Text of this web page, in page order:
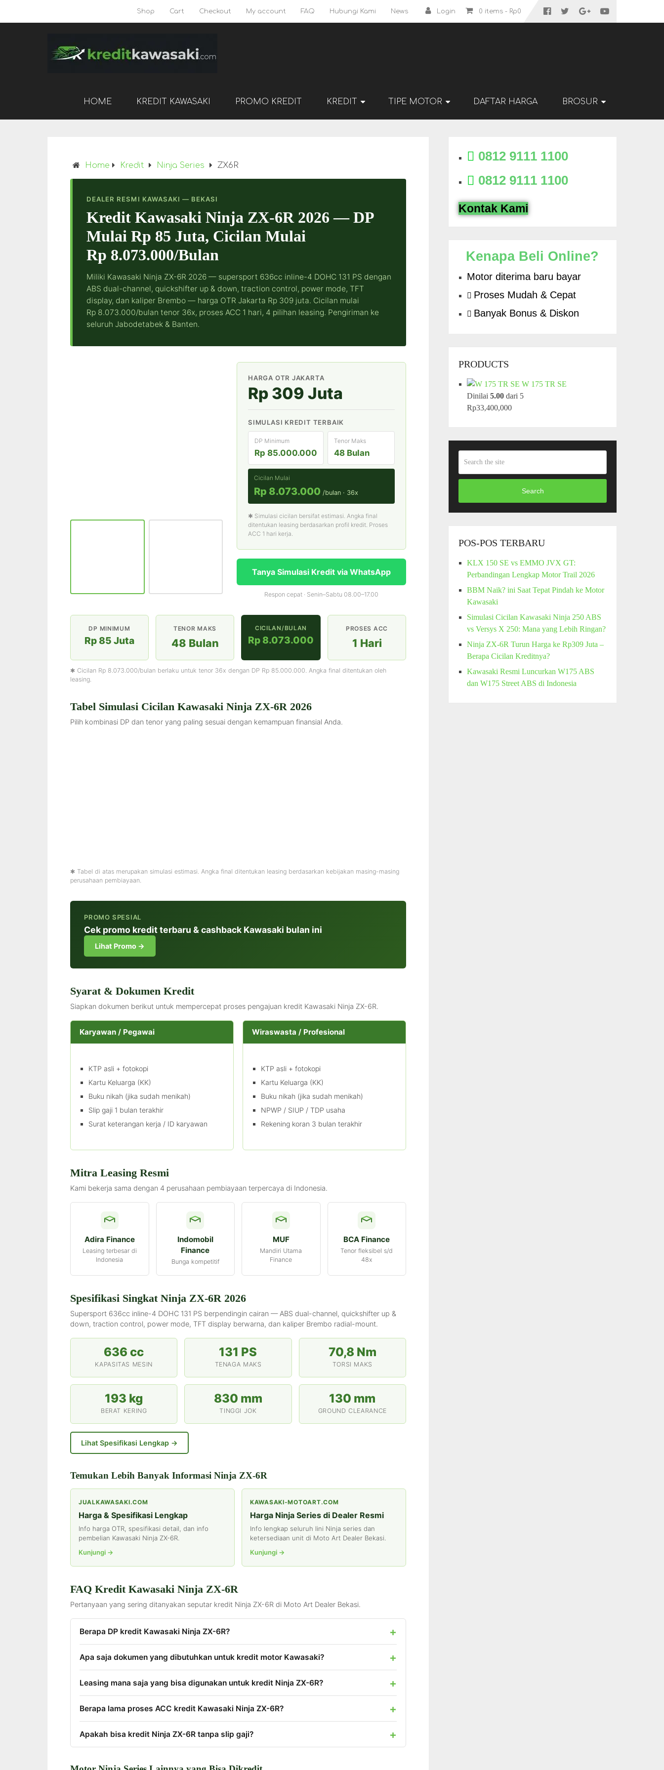
Shop Cart Checkout My account FAQ Hubungi Kami News Login 0 items - Rp0
HOME KREDIT KAWASAKI PROMO KREDIT KREDIT TIPE MOTOR DAFTAR HARGA BROSUR
Home Kredit Ninja Series ZX6R
DEALER RESMI KAWASAKI — BEKASI
Kredit Kawasaki Ninja ZX-6R 2026 — DP
Mulai Rp 85 Juta, Cicilan Mulai
Rp 8.073.000/Bulan
Miliki Kawasaki Ninja ZX-6R 2026 — supersport 636cc inline-4 DOHC 131 PS dengan
ABS dual-channel, quickshifter up & down, traction control, power mode, TFT
display, dan kaliper Brembo — harga OTR Jakarta Rp 309 juta. Cicilan mulai
Rp 8.073.000/bulan tenor 36x, proses ACC 1 hari, 4 pilihan leasing. Pengiriman ke
seluruh Jabodetabek & Banten.
HARGA OTR JAKARTA
Rp 309 Juta
SIMULASI KREDIT TERBAIK
DP Minimum
Rp 85.000.000
Tenor Maks
48 Bulan
Cicilan Mulai
Rp 8.073.000 /bulan · 36x
✱ Simulasi cicilan bersifat estimasi. Angka final
ditentukan leasing berdasarkan profil kredit. Proses
ACC 1 hari kerja.
Tanya Simulasi Kredit via WhatsApp
Respon cepat · Senin–Sabtu 08.00–17.00
DP MINIMUM
Rp 85 Juta
TENOR MAKS
48 Bulan
CICILAN/BULAN
Rp 8.073.000
PROSES ACC
1 Hari
✱ Cicilan Rp 8.073.000/bulan berlaku untuk tenor 36x dengan DP Rp 85.000.000. Angka final ditentukan oleh
leasing.
Tabel Simulasi Cicilan Kawasaki Ninja ZX-6R 2026
Pilih kombinasi DP dan tenor yang paling sesuai dengan kemampuan finansial Anda.
✱ Tabel di atas merupakan simulasi estimasi. Angka final ditentukan leasing berdasarkan kebijakan masing-masing
perusahaan pembiayaan.
PROMO SPESIAL
Cek promo kredit terbaru & cashback Kawasaki bulan ini
Lihat Promo →
Syarat & Dokumen Kredit
Siapkan dokumen berikut untuk mempercepat proses pengajuan kredit Kawasaki Ninja ZX-6R.
Karyawan / Pegawai
KTP asli + fotokopi
Kartu Keluarga (KK)
Buku nikah (jika sudah menikah)
Slip gaji 1 bulan terakhir
Surat keterangan kerja / ID karyawan
Wiraswasta / Profesional
KTP asli + fotokopi
Kartu Keluarga (KK)
Buku nikah (jika sudah menikah)
NPWP / SIUP / TDP usaha
Rekening koran 3 bulan terakhir
Mitra Leasing Resmi
Kami bekerja sama dengan 4 perusahaan pembiayaan terpercaya di Indonesia.
Adira Finance
Leasing terbesar di
Indonesia
Indomobil
Finance
Bunga kompetitif
MUF
Mandiri Utama
Finance
BCA Finance
Tenor fleksibel s/d
48x
Spesifikasi Singkat Ninja ZX-6R 2026
Supersport 636cc inline-4 DOHC 131 PS berpendingin cairan — ABS dual-channel, quickshifter up &
down, traction control, power mode, TFT display berwarna, dan kaliper Brembo radial-mount.
636 cc
KAPASITAS MESIN
131 PS
TENAGA MAKS
70,8 Nm
TORSI MAKS
193 kg
BERAT KERING
830 mm
TINGGI JOK
130 mm
GROUND CLEARANCE
Lihat Spesifikasi Lengkap →
Temukan Lebih Banyak Informasi Ninja ZX-6R
JUALKAWASAKI.COM
Harga & Spesifikasi Lengkap
Info harga OTR, spesifikasi detail, dan info
pembelian Kawasaki Ninja ZX-6R.
Kunjungi →
KAWASAKI-MOTOART.COM
Harga Ninja Series di Dealer Resmi
Info lengkap seluruh lini Ninja series dan
ketersediaan unit di Moto Art Dealer Bekasi.
Kunjungi →
FAQ Kredit Kawasaki Ninja ZX-6R
Pertanyaan yang sering ditanyakan seputar kredit Ninja ZX-6R di Moto Art Dealer Bekasi.
Berapa DP kredit Kawasaki Ninja ZX-6R?
Apa saja dokumen yang dibutuhkan untuk kredit motor Kawasaki?
Leasing mana saja yang bisa digunakan untuk kredit Ninja ZX-6R?
Berapa lama proses ACC kredit Kawasaki Ninja ZX-6R?
Apakah bisa kredit Ninja ZX-6R tanpa slip gaji?
0812 9111 1100
0812 9111 1100
Kontak Kami
Kenapa Beli Online?
Motor diterima baru bayar
Proses Mudah & Cepat
Banyak Bonus & Diskon
PRODUCTS
W 175 TR SE
Dinilai5.00 dari 5
Rp33,400,000
Search
POS-POS TERBARU
KLX 150 SE vs EMMO JVX GT:
Perbandingan Lengkap Motor Trail 2026
BBM Naik? ini Saat Tepat Pindah ke Motor
Kawasaki
Simulasi Cicilan Kawasaki Ninja 250 ABS
vs Versys X 250: Mana yang Lebih Ringan?
Ninja ZX-6R Turun Harga ke Rp309 Juta –
Berapa Cicilan Kreditnya?
Kawasaki Resmi Luncurkan W175 ABS
dan W175 Street ABS di Indonesia